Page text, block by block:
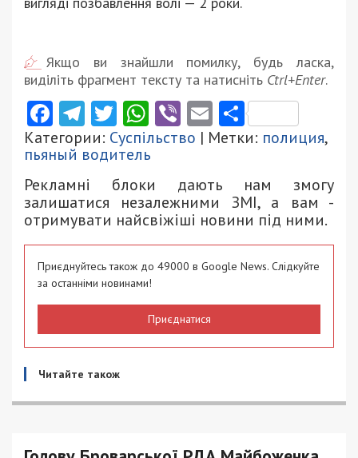
Якщо ви знайшли помилку, будь ласка,
виділіть фрагмент тексту та натисніть Ctrl+Enter.
Facebook
Telegram
Twitter
WhatsApp
ViberEmail
Категории: Суспільство | Метки: полиция,
пьяный водитель
Рекламні блоки дають нам змогу
залишатися незалежними ЗМІ, а вам -
отримувати найсвіжіші новини під ними.
Приєднуйтесь також до 49000 в Google News. Слідкуйте
за останніми новинами!
Приєднатися
Читайте також